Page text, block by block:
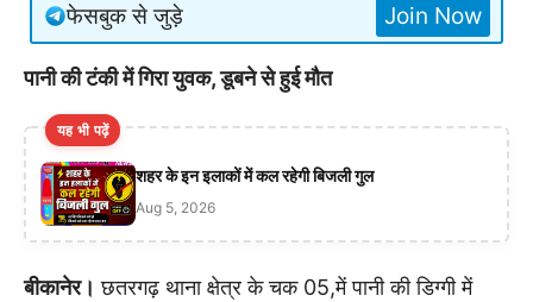
फेसबुक से जुड़े Join Now
पानी की टंकी में गिरा युवक, डूबने से हुई मौत
यह भी पढ़ें
शहर के इन इलाकों में कल रहेगी बिजली गुल
Aug 5, 2026
बीकानेर। छतरगढ़ थाना क्षेत्र के चक 05,में पानी की डिग्गी में